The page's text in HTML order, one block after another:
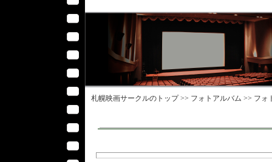
札幌映画サークルのトップ >> フォトアルバム >> フォ